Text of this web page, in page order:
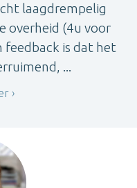
laagdrempelig
overheid (4u voor
feedback is dat het
...